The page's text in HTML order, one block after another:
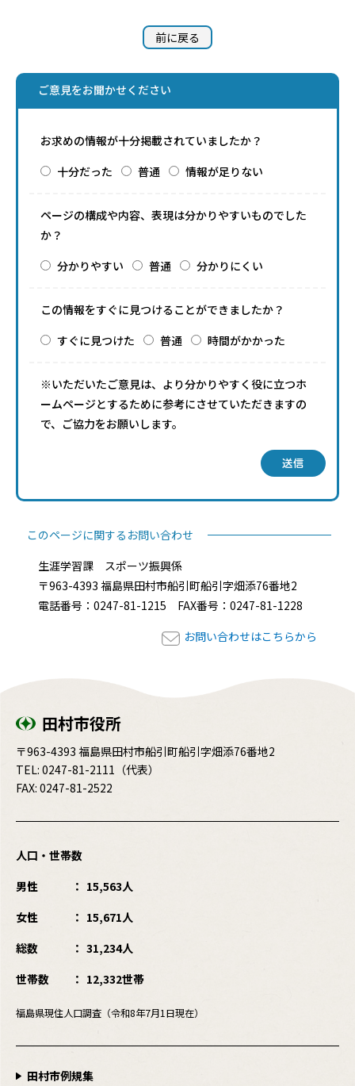
前に戻る
ご意見をお聞かせください
お求めの情報が十分掲載されていましたか？
十分だった
普通 情報が足りない
ページの構成や内容、表現は分かりやすいものでした
か？
分かりやすい
普通 分かりにくい
この情報をすぐに見つけることができましたか？
すぐに見つけた
普通 時間がかかった
※いただいたご意見は、より分かりやすく役に立つホ
ームページとするために参考にさせていただきますの
で、ご協力をお願いします。
送信
このページに関するお問い合わせ
生涯学習課 スポーツ振興係
〒963-4393 福島県田村市船引町船引字畑添76番地2
電話番号：0247-81-1215 FAX番号：0247-81-1228
お問い合わせはこちらから
田村市役所
〒963-4393 福島県田村市船引町船引字畑添76番地2
TEL: 0247-81-2111 （代表）
FAX: 0247-81-2522
人口・世帯数
男性
15,563人
女性
15,671人
総数
31,234人
世帯数
12,332世帯
福島県現住人口調査（令和8年7月1日現在）
田村市例規集